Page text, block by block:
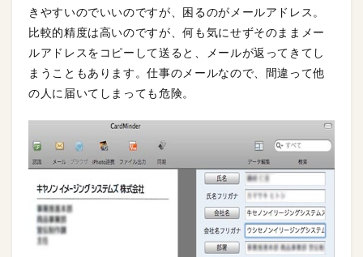
きやすいのでいいのですが、困るのがメールアドレス。
比較的精度は高いのですが、何も気にせずそのままメー
ルアドレスをコピーして送ると、メールが返ってきてし
まうこともあります。仕事のメールなので、間違って他
の人に届いてしまっても危険。